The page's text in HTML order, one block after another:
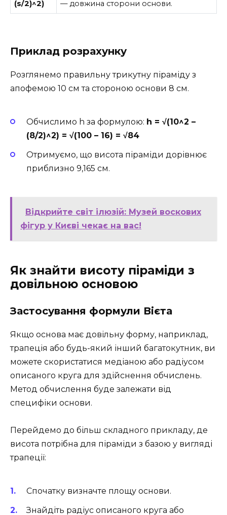
(s/2)^2) — довжина сторони основи.
Приклад розрахунку
Розглянемо правильну трикутну піраміду з
апофемою 10 см та стороною основи 8 см.
Обчислимо h за формулою: h = √(10^2 –
(8/2)^2) = √(100 – 16) = √84
Отримуємо, що висота піраміди дорівнює
приблизно 9,165 см.
Відкрийте світ ілюзій: Музей воскових
фігур у Києві чекає на вас!
Як знайти висоту піраміди з
довільною основою
Застосування формули Вієта
Якщо основа має довільну форму, наприклад,
трапеція або будь-який інший багатокутник, ви
можете скористатися медіаною або радіусом
описаного круга для здійснення обчислень.
Метод обчислення буде залежати від
специфіки основи.
Перейдемо до більш складного прикладу, де
висота потрібна для піраміди з базою у вигляді
трапеції:
Спочатку визначте площу основи.
Знайдіть радіус описаного круга або